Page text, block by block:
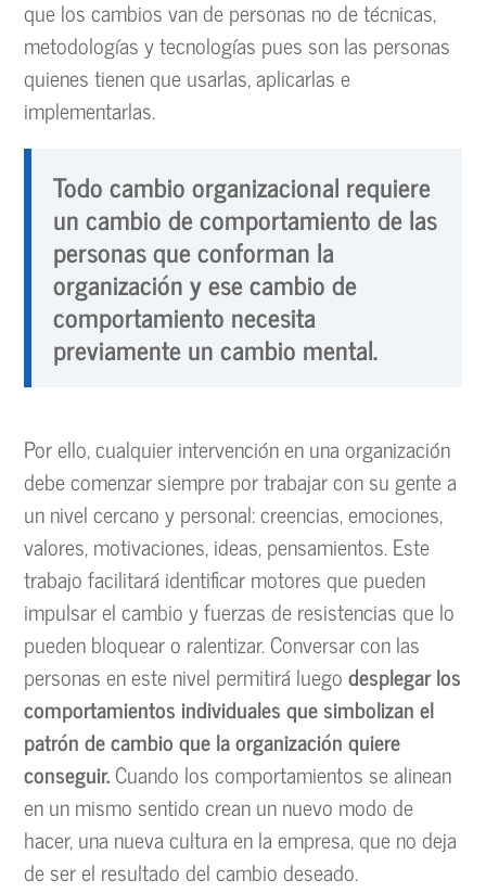
que los cambios van de personas no de técnicas,
metodologías y tecnologías pues son las personas
quienes tienen que usarlas, aplicarlas e
implementarlas.
Todo cambio organizacional requiere
un cambio de comportamiento de las
personas que conforman la
organización y ese cambio de
comportamiento necesita
previamente un cambio mental.
Por ello, cualquier intervención en una organización
debe comenzar siempre por trabajar con su gente a
un nivel cercano y personal: creencias, emociones,
valores, motivaciones, ideas, pensamientos. Este
trabajo facilitará identificar motores que pueden
impulsar el cambio y fuerzas de resistencias que lo
pueden bloquear o ralentizar. Conversar con las
personas en este nivel permitirá luegodesplegar los
comportamientos individuales que simbolizan el
patrón de cambio que la organización quiere
conseguir.Cuando los comportamientos se alinean
en un mismo sentido crean un nuevo modo de
hacer, una nueva cultura en la empresa, que no deja
de ser el resultado del cambio deseado.